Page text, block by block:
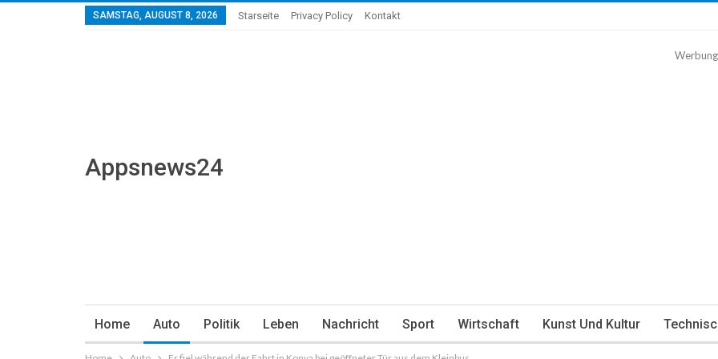
SAMSTAG, AUGUST 8, 2026 Starseite Privacy Policy Kontakt
Appsnews24
Werbung
Home Auto Politik Leben Nachricht Sport Wirtschaft Kunst Und Kultur